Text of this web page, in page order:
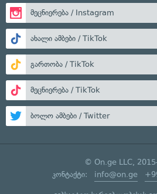
მეცნიერება / Instagram
ახალი ამბები / TikTok
გართობა / TikTok
მეცნიერება / TikTok
ბოლო ამბები / Twitter
© On.ge LLC,
კონტაქტი: info@on.ge